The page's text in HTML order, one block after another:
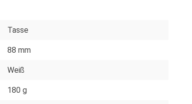
Tasse
88 mm
Weiß
180 g